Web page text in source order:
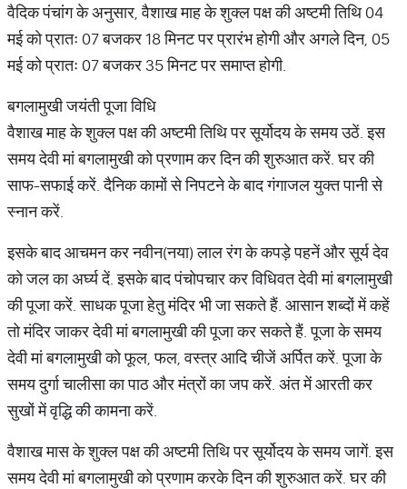
वैदिक पंचांग के अनुसार, वैशाख माह के शुक्ल पक्ष की अष्टमी तिथि 04
मई को प्रातः 07 बजकर 18 मिनट पर प्रारंभ होगी और अगले दिन, 05
मई को प्रातः 07 बजकर 35 मिनट पर समाप्त होगी.
बगलामुखी जयंती पूजा विधि
वैशाख माह के शुक्ल पक्ष की अष्टमी तिथि पर सूर्योदय के समय उठें. इस
समय देवी मां बगलामुखी को प्रणाम कर दिन की शुरुआत करें. घर की
साफ-सफाई करें. दैनिक कामों से निपटने के बाद गंगाजल युक्त पानी से
स्नान करें.
इसके बाद आचमन कर नवीन(नया) लाल रंग के कपड़े पहनें और सूर्य देव
को जल का अर्घ्य दें. इसके बाद पंचोपचार कर विधिवत देवी मां बगलामुखी
की पूजा करें. साधक पूजा हेतु मंदिर भी जा सकते हैं. आसान शब्दों में कहें
तो मंदिर जाकर देवी मां बगलामुखी की पूजा कर सकते हैं. पूजा के समय
देवी मां बगलामुखी को फूल, फल, वस्त्र आदि चीजें अर्पित करें. पूजा के
समय दुर्गा चालीसा का पाठ और मंत्रों का जप करें. अंत में आरती कर
सुखों में वृद्धि की कामना करें.
वैशाख मास के शुक्ल पक्ष की अष्टमी तिथि पर सूर्योदय के समय जागें. इस
समय देवी मां बगलामुखी को प्रणाम करके दिन की शुरुआत करें. घर की